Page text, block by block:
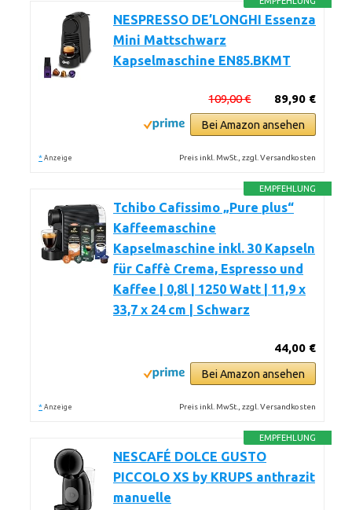
NESPRESSO DE’LONGHI Essenza
Mini Mattschwarz
Kapselmaschine EN85.BKMT
89,90 €
109,00 €
Bei Amazon ansehen
* Anzeige Preis inkl. MwSt., zzgl. Versandkosten
EMPFEHLUNG
Tchibo Cafissimo „Pure plus“
Kaffeemaschine
Kapselmaschine inkl. 30 Kapseln
für Caffè Crema, Espresso und
Kaffee | 0,8l | 1250 Watt | 11,9 x
33,7 x 24 cm | Schwarz
44,00 €
Bei Amazon ansehen
* Anzeige Preis inkl. MwSt., zzgl. Versandkosten
EMPFEHLUNG
NESCAFÉ DOLCE GUSTO
PICCOLO XS by KRUPS anthrazit
manuelle